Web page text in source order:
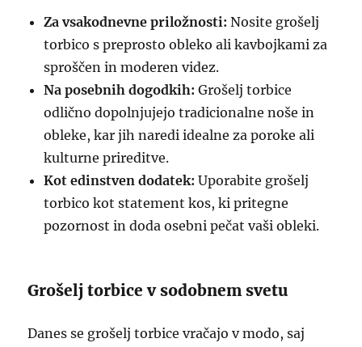
Za vsakodnevne priložnosti: Nosite grošelj
torbico s preprosto obleko ali kavbojkami za
sproščen in moderen videz.
Na posebnih dogodkih: Grošelj torbice
odlično dopolnjujejo tradicionalne noše in
obleke, kar jih naredi idealne za poroke ali
kulturne prireditve.
Kot edinstven dodatek: Uporabite grošelj
torbico kot statement kos, ki pritegne
pozornost in doda osebni pečat vaši obleki.
Grošelj torbice v sodobnem svetu
Danes se grošelj torbice vračajo v modo, saj